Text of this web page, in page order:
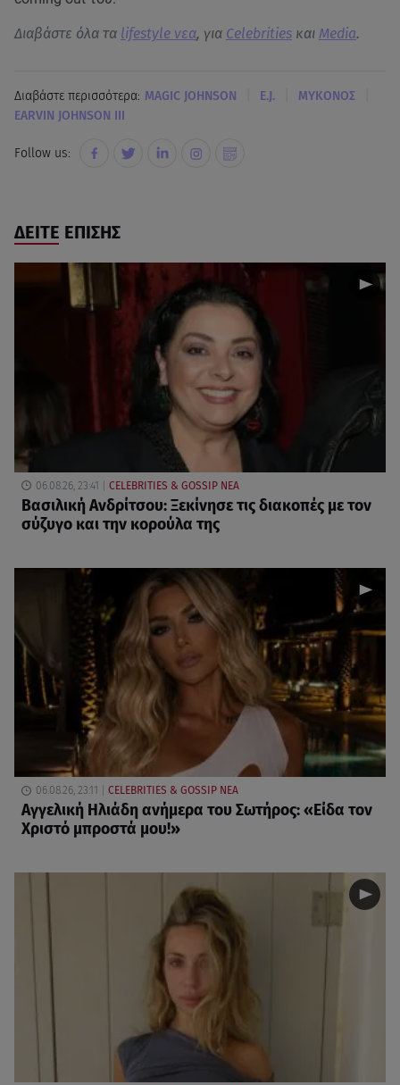
Διαβάστε όλα τα lifestyle νεα, για Celebrities και Media.
Διαβάστε περισσότερα: MAGIC JOHNSON E.J. ΜΥΚΟΝΟΣ
EARVIN JOHNSON III
Follow us:
ΔΕΙΤΕ ΕΠΙΣΗΣ
06.08.26, 23:41 CELEBRITIES & GOSSIP ΝΕΑ
Βασιλική Ανδρίτσου: Ξεκίνησε τις διακοπές με τον
σύζυγο και την κορούλα της
06.08.26, 23:11 CELEBRITIES & GOSSIP ΝΕΑ
Αγγελική Ηλιάδη ανήμερα του Σωτήρος: «Είδα τον
Χριστό μπροστά μου!»